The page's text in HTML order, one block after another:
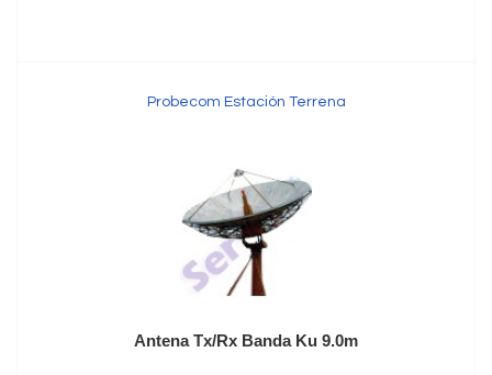
Probecom Estación Terrena
Antena Tx/Rx Banda Ku 9.0m